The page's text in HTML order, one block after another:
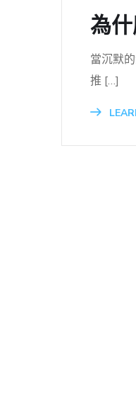
為
當沉默
推 […]